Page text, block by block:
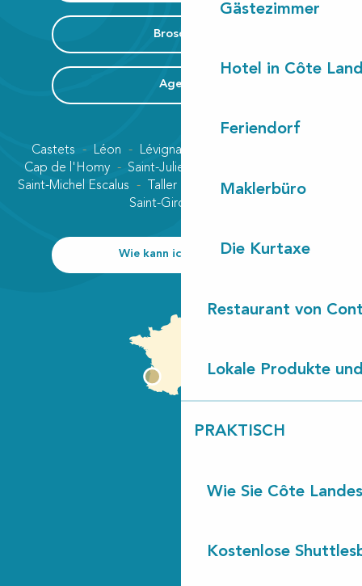
Gästezimmer
Hotel in Côte
Feriendorf
Maklerbüro
Die Kurtaxe
Restaurant von
Lokale Produkte
PRAKTISCH
Wie Sie Côte
Kostenlose
Broschüre
Agenda
Castets Léon Lévignacq
Cap de l'Homy
Saint-Julien-en-Born
Saint-Michel Escalus
Taller
Vielle-Saint-Girons
Saint-Girons plage
Wie kann ich kommen?